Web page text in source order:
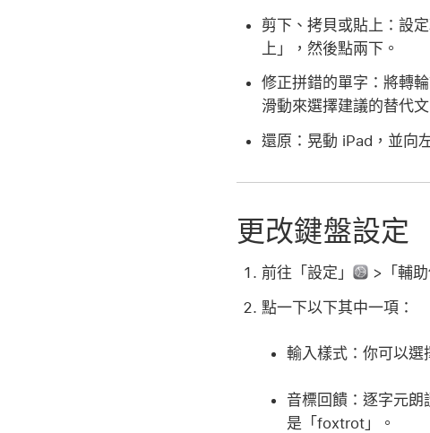
剪下、拷貝或貼上： 設
上」，然後點兩下。
修正拼錯的單字： 將轉
滑動來選擇建議的替代
還原： 晃動 iPad，並向
更改鍵盤設定
前往「設定」
>「輔助
點一下以下其中一項：
輸入樣式： 你可以選
音標回饋： 逐字元朗
是「foxtrot」。